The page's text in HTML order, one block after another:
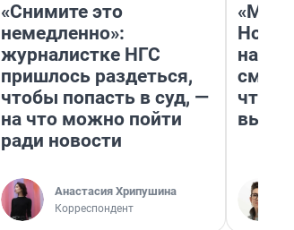
«Снимите это
немедленно»:
журналистке НГС
пришлось раздеться,
чтобы попасть в суд, —
на что можно пойти
ради новости
Анастасия Хрипушина
Корреспондент
«Мы